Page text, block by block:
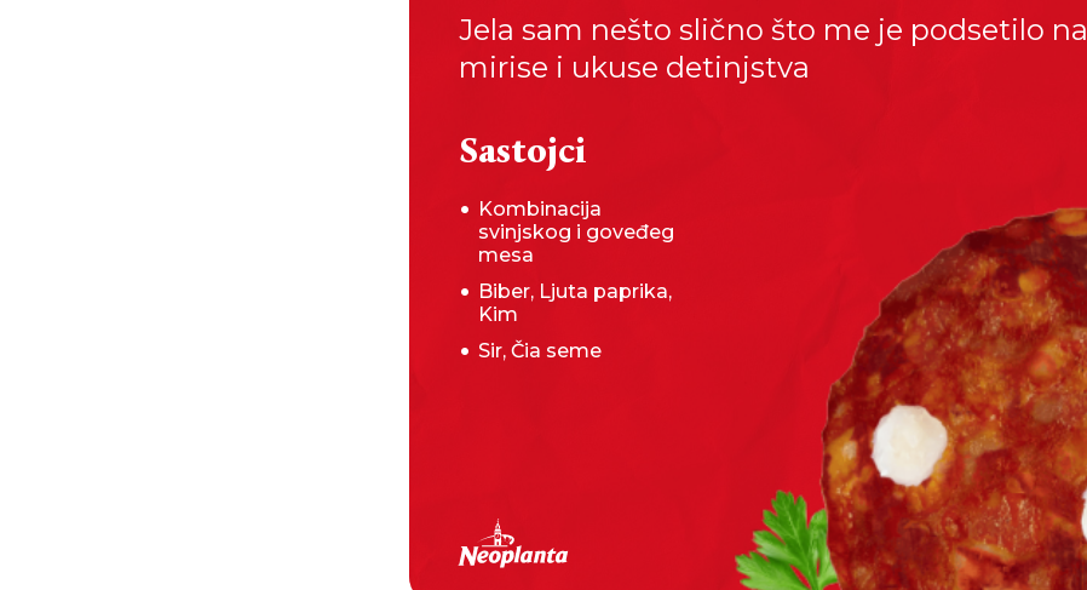
Jela sam nešto slično što me je podsetilo na
mirise i ukuse detinjstva
Sastojci
Kombinacija
svinjskog i goveđeg
mesa
Biber, Ljuta paprika,
Kim
Sir, Čia seme